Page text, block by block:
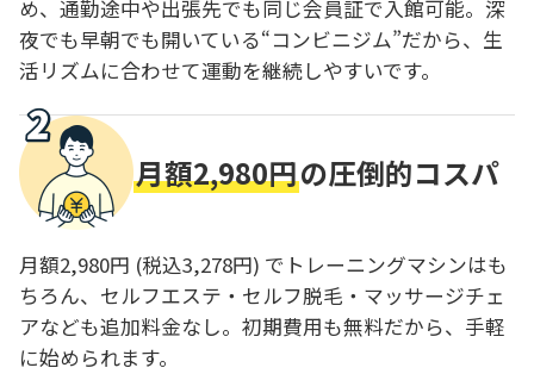
め、通勤途中や出張先でも同じ会員証で入館可能。深
夜でも早朝でも開いている“コンビニジム”だから、生
活リズムに合わせて運動を継続しやすいです。
月額2,980円の圧倒的コスパ
月額2,980円 (税込3,278円) でトレーニングマシンはも
ちろん、セルフエステ・セルフ脱毛・マッサージチェ
アなども追加料金なし。初期費用も無料だから、手軽
に始められます。